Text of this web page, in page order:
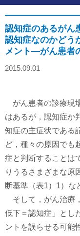
認知症のあるがん
認知症なのかどう
メント―がん患者
2015.09.01
がん患者の診療現
はあるが，認知症か
知症の主症状である
ど，種々の原因でも
症と判断することは
りうるさまざまな原
断基準（表1）1）な
そして，がん治療
低下＝認知症」とし
ントを誤らせる可能